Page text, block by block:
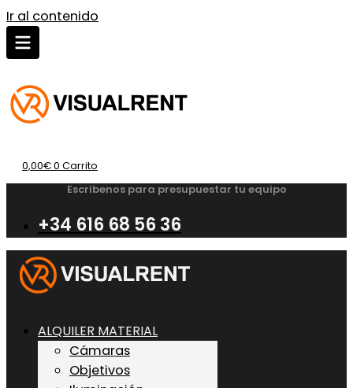
Ir al contenido
0,00€0 Carrito
Escribenos para presupuestar tu equipo
+34 616 68 56 36
ALQUILER MATERIAL
Cámaras
Objetivos